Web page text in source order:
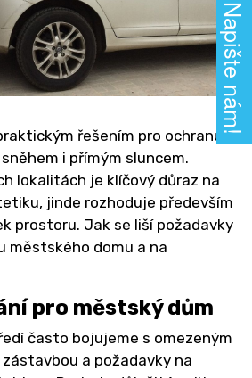
řešením pro ochranu
i přímým sluncem.
lokalitách je klíčový důraz na
jinde rozhoduje především
prostoru. Jak se liší požadavky
městského domu a na
pro městský dům
často bojujeme s omezeným
a požadavky na
Napište nám!